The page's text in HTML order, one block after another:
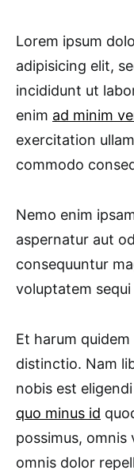
Lorem ipsum
adipisicing elit,
incididunt ut
enim ad minim
exercitation
commodo
Nemo enim
aspernatur aut
consequuntur
voluptatem
Et harum
distinctio. Nam
nobis est
quo minus id
possimus, omnis
omnis dolor